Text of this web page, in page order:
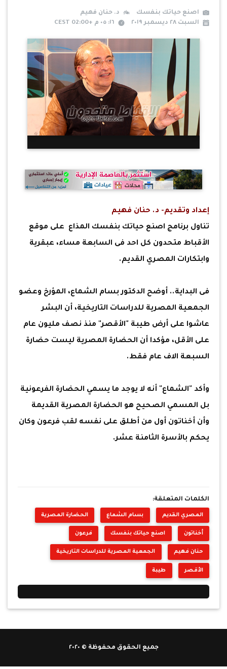
اصنع حياتك بنفسك
د. حنان فهيم
السبت ٢٨ ديسمبر ٢٠١٩
١٦: ٠٥ م +02:00 CEST
إعداد وتقديم- د. حنان فهيم
تناول برنامج اصنع حياتك بنفسك المذاع على موقع
الأقباط متحدون كل احد فى السابعة مساء، عبقرية
وابتكارات المصري القديم.
فى البداية.. أوضح الدكتور بسام الشماع، المؤرخ وعضو
الجمعية المصرية للدراسات التاريخية، أن البشر
عاشوا على أرض طيبة "الأقصر" منذ نصف مليون عام
على الأقل، مؤكدا أن الحضارة المصرية ليست حضارة
السبعة الاف عام فقط.
وأكد "الشماع" أنه لا يوجد ما يسمي الحضارة الفرعونية
بل المسمي الصحيح هو الحضارة المصرية القديمة
وأن أخناتون أول من أطلق على نفسه لقب فرعون وكان
يحكم بالأسرة الثامنة عشر.
الكلمات المتعلقة:
المصري القديم بسام الشماع الحضارة المصرية
أخناتون اصنع حياتك بنفسك فرعون
حنان فهيم الجمعية المصرية للدراسات التاريخية
الأقصر طيبة
جميع الحقوق محفوظة © ٢٠٢٠